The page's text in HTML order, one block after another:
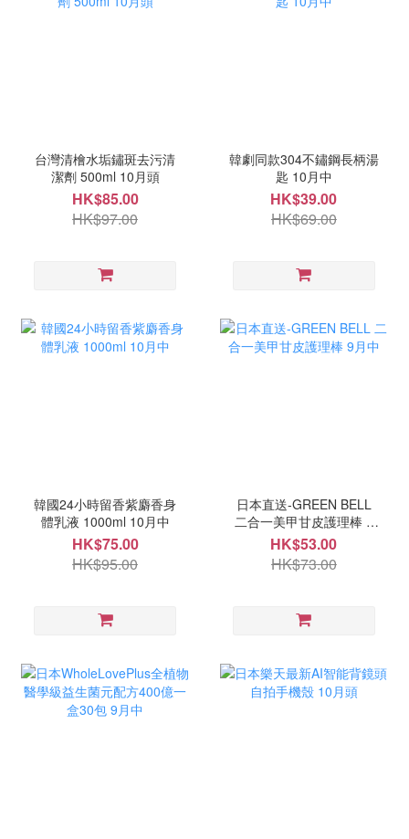
台灣清檜水垢鏽斑去污清
潔劑 500ml 10月頭
HK$85.00
HK$97.00
韓劇同款304不鏽鋼長柄湯
匙 10月中
HK$39.00
HK$69.00
韓國24小時留香紫麝香身
體乳液 1000ml 10月中
HK$75.00
HK$95.00
日本直送-GREEN BELL
二合一美甲甘皮護理棒 9
月中
HK$53.00
HK$73.00